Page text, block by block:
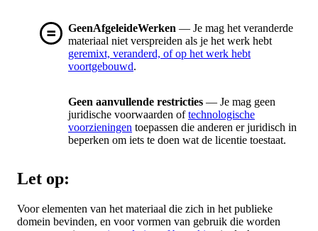
GeenAfgeleideWerken — Je mag het veranderde
materiaal niet verspreiden als je het werk hebt
geremixt, veranderd, of op het werk hebt
voortgebouwd.
Geen aanvullende restricties — Je mag geen
juridische voorwaarden oftechnologische
voorzieningen toepassen die anderen er juridisch in
beperken om iets te doen wat de licentie toestaat.
Let op:
Voor elementen van het materiaal die zich in het publieke
domein bevinden, en voor vormen van gebruik die worden